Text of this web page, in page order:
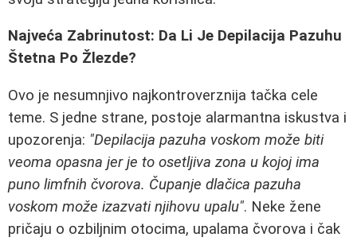
Najveća Zabrinutost: Da Li Je Depilacija Pazuhu
Štetna Po Žlezde?
Ovo je nesumnjivo najkontroverznija tačka cele
teme. S jedne strane, postoje alarmantna iskustva i
upozorenja: "Depilacija pazuha voskom može biti
veoma opasna jer je to osetljiva zona u kojoj ima
puno limfnih čvorova. Čupanje dlačica pazuha
voskom može izazvati njihovu upalu". Neke žene
pričaju o ozbiljnim otocima, upalama čvorova i čak